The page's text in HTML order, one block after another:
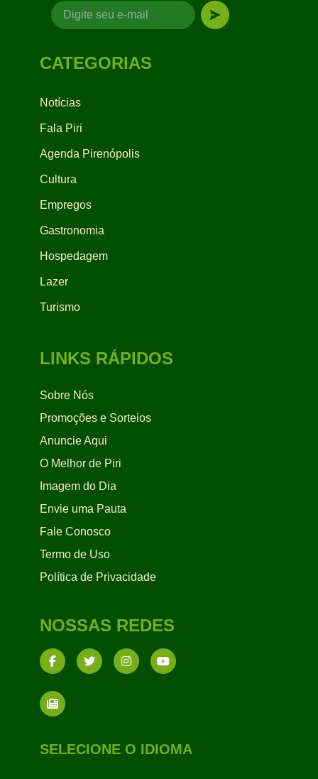
CATEGORIAS
Notícias
Fala Piri
Agenda Pirenópolis
Cultura
Empregos
Gastronomia
Hospedagem
Lazer
Turismo
LINKS RÁPIDOS
Sobre Nós
Promoções e Sorteios
Anuncie Aqui
O Melhor de Piri
Imagem do Dia
Envie uma Pauta
Fale Conosco
Termo de Uso
Política de Privacidade
NOSSAS REDES
SELECIONE O IDIOMA